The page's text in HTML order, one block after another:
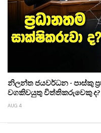
නිලන්ත ජයවර්ධන - පාස්කු
වගකිවයුතු විත්තිකරුවෙකු ද?
AUG 4